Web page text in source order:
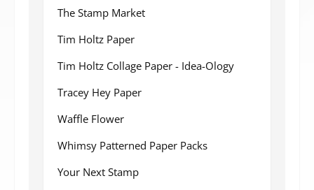
The Stamp Market
Tim Holtz Paper
Tim Holtz Collage Paper - Idea-Ology
Tracey Hey Paper
Waffle Flower
Whimsy Patterned Paper Packs
Your Next Stamp